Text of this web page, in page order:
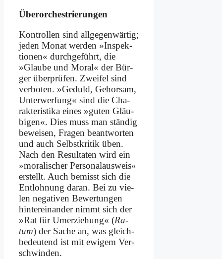
Über­or­che­strie­run­gen
Kon­trol­len sind all­ge­gen­wär­tig;
je­den Mo­nat wer­den »In­spek­
tio­nen« durch­ge­führt, die
»Glau­be und Mo­ral« der Bür­
ger über­prü­fen. Zwei­fel sind
ver­bo­ten. »Ge­duld, Ge­hor­sam,
Un­ter­wer­fung« sind die Cha­
rak­te­ri­sti­ka ei­nes »gu­ten Gläu­
bi­gen«. Dies muss man stän­dig
be­wei­sen, Fra­gen be­ant­wor­ten
und auch Selbst­kri­tik üben.
Nach den Re­sul­ta­ten wird ein
»mo­ra­li­scher Per­so­nal­aus­weis«
er­stellt. Auch be­misst sich die
Ent­loh­nung dar­an. Bei zu vie­
len ne­ga­ti­ven Be­wer­tun­gen
hin­ter­ein­an­der nimmt sich der
»Rat für Um­er­zie­hung« (Ra­
tum) der Sa­che an, was gleich­
be­deu­tend ist mit ewi­gem Ver­
schwin­den.